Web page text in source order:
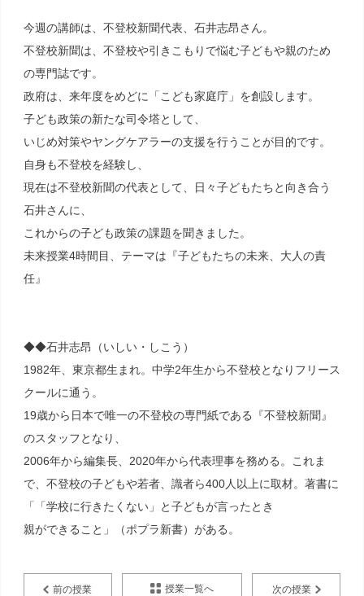
今週の講師は、不登校新聞代表、石井志昂さん。
不登校新聞は、不登校や引きこもりで悩む子どもや親のため
の専門誌です。
政府は、来年度をめどに「こども家庭庁」を創設します。
子ども政策の新たな司令塔として、
いじめ対策やヤングケアラーの支援を行うことが目的です。
自身も不登校を経験し、
現在は不登校新聞の代表として、日々子どもたちと向き合う
石井さんに、
これからの子ども政策の課題を聞きました。
未来授業4時間目、テーマは『子どもたちの未来、大人の責
任』
◆◆石井志昂（いしい・しこう）
1982年、東京都生まれ。中学2年生から不登校となりフリース
クールに通う。
19歳から日本で唯一の不登校の専門紙である『不登校新聞』
のスタッフとなり、
2006年から編集長、2020年から代表理事を務める。これま
で、不登校の子どもや若者、識者ら400人以上に取材。著書に
「「学校に行きたくない」と子どもが言ったとき
親ができること」（ポプラ新書）がある。
前の授業 授業一覧へ 次の授業